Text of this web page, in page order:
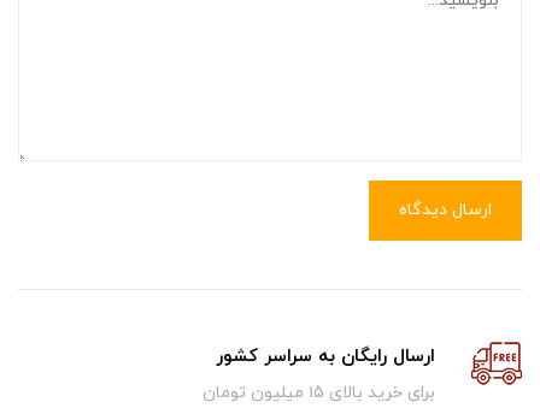
ارسال دیدگاه
ارسال رایگان به سراسر کشور
برای خرید بالای ۱5 میلیون تومان